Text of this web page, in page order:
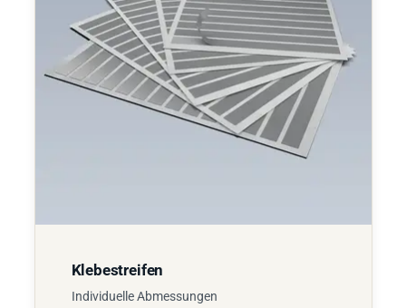
Klebestreifen
Individuelle Abmessungen